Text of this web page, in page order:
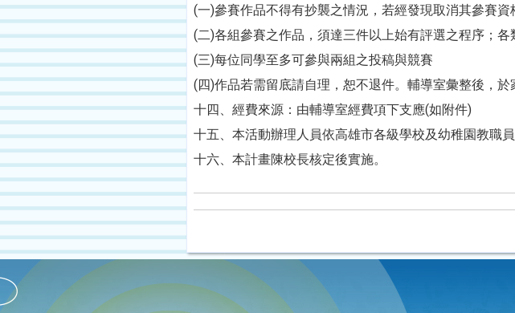
(一)參賽作品不得有抄襲之情況，若經發現取消其參賽資
(二)各組參賽之作品，須達三件以上始有評選之程序；
(三)每位同學至多可參與兩組之投稿與競賽
(四)作品若需留底請自理，恕不退件。輔導室彙整後，
十四、 經費來源：由輔導室經費項下支應(如附件)
十五、 本活動辦理人員依高雄市各級學校及幼稚園教職
十六、 本計畫陳校長核定後實施。